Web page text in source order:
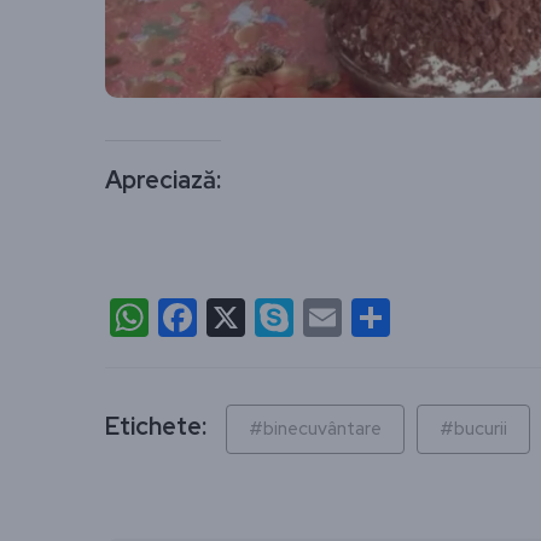
Apreciază:
WhatsApp
Facebook
X Skype
Email
Etichete: #binecuvântare #bucurii